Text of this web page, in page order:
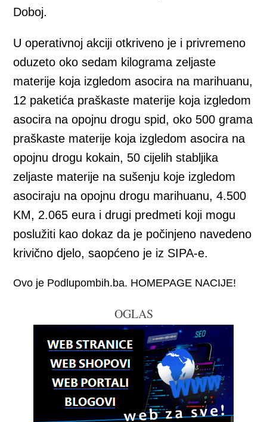
Doboj.
U operativnoj akciji otkriveno je i privremeno
oduzeto oko sedam kilograma zeljaste
materije koja izgledom asocira na marihuanu,
12 paketića praškaste materije koja izgledom
asocira na opojnu drogu spid, oko 500 grama
praškaste materije koja izgledom asocira na
opojnu drogu kokain, 50 cijelih stabljika
zeljaste materije na sušenju koje izgledom
asociraju na opojnu drogu marihuanu, 4.500
KM, 2.065 eura i drugi predmeti koji mogu
poslužiti kao dokaz da je počinjeno navedeno
krivično djelo, saopćeno je iz SIPA-e.
Ovo je Podlupombih.ba. HOMEPAGE NACIJE!
OGLAS